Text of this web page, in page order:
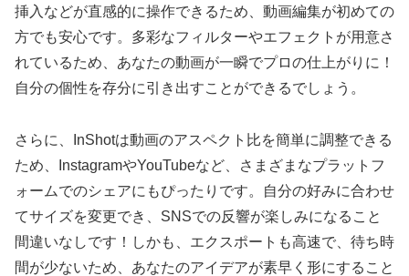
挿入などが直感的に操作できるため、動画編集が初めての
方でも安心です。多彩なフィルターやエフェクトが用意さ
れているため、あなたの動画が一瞬でプロの仕上がりに！
自分の個性を存分に引き出すことができるでしょう。
さらに、InShotは動画のアスペクト比を簡単に調整できる
ため、InstagramやYouTubeなど、さまざまなプラットフ
ォームでのシェアにもぴったりです。自分の好みに合わせ
てサイズを変更でき、SNSでの反響が楽しみになること
間違いなしです！しかも、エクスポートも高速で、待ち時
間が少ないため、あなたのアイデアが素早く形にすること